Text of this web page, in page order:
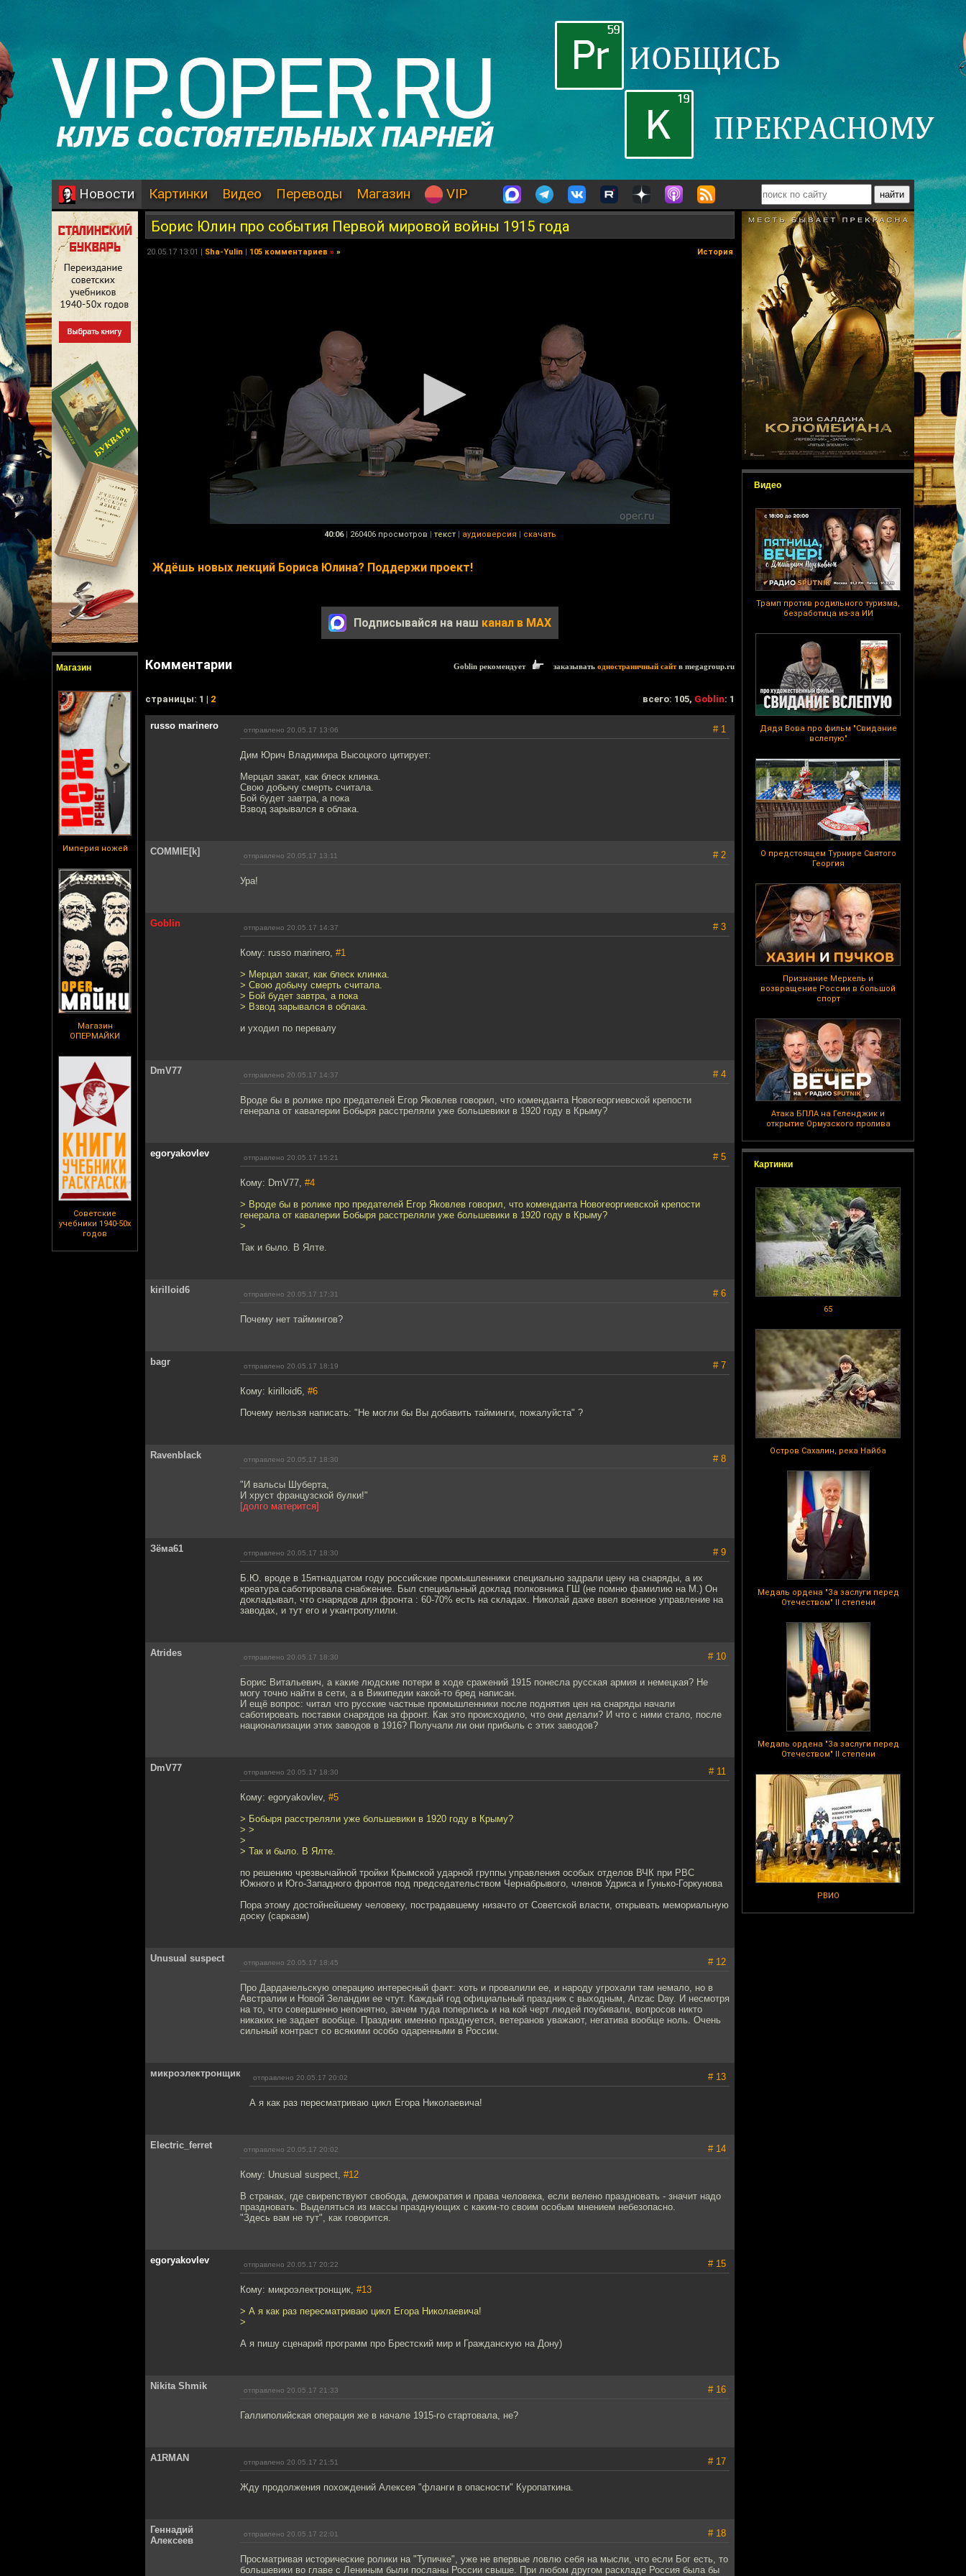
Новости Картинки Видео Переводы Магазин VIP
Магазин
Империя ножей
Магазин
ОПЕРМАЙКИ
Советские
учебники 1940-50х
годов
Видео
Трамп против родильного туризма,
безработица из-за ИИ
Дядя Вова про фильм "Свидание
вслепую"
О предстоящем Турнире Святого
Георгия
Признание Меркель и
возвращение России в большой
спорт
Атака БПЛА на Геленджик и
открытие Ормузского пролива
Картинки
65
Остров Сахалин, река Найба
Медаль ордена "За заслуги перед
Отечеством" II степени
Медаль ордена "За заслуги перед
Отечеством" II степени
РВИО
Борис Юлин про события Первой мировой войны 1915 года
20.05.17 13:01 | Sha-Yulin | 105 комментариев » » История
40:06 | 260406 просмотров | текст | аудиоверсия | скачать
Ждёшь новых лекций Бориса Юлина? Поддержи проект!
Подписывайся на наш канал в MAX
Комментарии Goblin рекомендует заказывать одностраничный сайтв megagroup.ru
cтраницы: 1 | 2 всего: 105, Goblin: 1
russo marinero отправлено 20.05.17 13:06 # 1
Дим Юрич Владимира Высоцкого цитирует:
Мерцал закат, как блеск клинка.
Свою добычу смерть считала.
Бой будет завтра, а пока
Взвод зарывался в облака.
COMMIE[k] отправлено 20.05.17 13:11 # 2
Ура!
Goblin отправлено 20.05.17 14:37 # 3
Кому: russo marinero, #1
> Мерцал закат, как блеск клинка.
> Свою добычу смерть считала.
> Бой будет завтра, а пока
> Взвод зарывался в облака.
и уходил по перевалу
DmV77 отправлено 20.05.17 14:37 # 4
Вроде бы в ролике про предателей Егор Яковлев говорил, что коменданта Новогеоргиевской крепости
генерала от кавалерии Бобыря расстреляли уже большевики в 1920 году в Крыму?
egoryakovlev отправлено 20.05.17 15:21 # 5
Кому: DmV77, #4
> Вроде бы в ролике про предателей Егор Яковлев говорил, что коменданта Новогеоргиевской крепости
генерала от кавалерии Бобыря расстреляли уже большевики в 1920 году в Крыму?
>
Так и было. В Ялте.
kirilloid6 отправлено 20.05.17 17:31 # 6
Почему нет таймингов?
bagr отправлено 20.05.17 18:19 # 7
Кому: kirilloid6, #6
Почему нельзя написать: "Не могли бы Вы добавить тайминги, пожалуйста" ?
Ravenblack отправлено 20.05.17 18:30 # 8
"И вальсы Шуберта,
И хруст французской булки!"
[долго матерится]
Зёма61 отправлено 20.05.17 18:30 # 9
Б.Ю. вроде в 15ятнадцатом году российские промышленники специально задрали цену на снаряды, а их
креатура саботировала снабжение. Был специальный доклад полковника ГШ (не помню фамилию на М.) Он
докладывал, что снарядов для фронта : 60-70% есть на складах. Николай даже ввел военное управление на
заводах, и тут его и укантропулили.
Atrides отправлено 20.05.17 18:30 # 10
Борис Витальевич, а какие людские потери в ходе сражений 1915 понесла русская армия и немецкая? Не
могу точно найти в сети, а в Википедии какой-то бред написан.
И ещё вопрос: читал что русские частные промышленники после поднятия цен на снаряды начали
саботировать поставки снарядов на фронт. Как это происходило, что они делали? И что с ними стало, после
национализации этих заводов в 1916? Получали ли они прибыль с этих заводов?
DmV77 отправлено 20.05.17 18:30 # 11
Кому: egoryakovlev, #5
> Бобыря расстреляли уже большевики в 1920 году в Крыму?
> >
>
> Так и было. В Ялте.
по решению чрезвычайной тройки Крымской ударной группы управления особых отделов ВЧК при РВС
Южного и Юго-Западного фронтов под председательством Чернабрывого, членов Удриса и Гунько-Горкунова
Пора этому достойнейшему человеку, пострадавшему низачто от Советской власти, открывать мемориальную
доску (сарказм)
Unusual suspect отправлено 20.05.17 18:45 # 12
Про Дарданельскую операцию интересный факт: хоть и провалили ее, и народу угрохали там немало, но в
Австралии и Новой Зеландии ее чтут. Каждый год официальный праздник с выходным, Anzac Day. И несмотря
на то, что совершенно непонятно, зачем туда поперлись и на кой черт людей поубивали, вопросов никто
никаких не задает вообще. Праздник именно празднуется, ветеранов уважают, негатива вообще ноль. Очень
сильный контраст со всякими особо одаренными в России.
микроэлектронщик отправлено 20.05.17 20:02 # 13
А я как раз пересматриваю цикл Егора Николаевича!
Electric_ferret отправлено 20.05.17 20:02 # 14
Кому: Unusual suspect, #12
В странах, где свирепствуют свобода, демократия и права человека, если велено праздновать - значит надо
праздновать. Выделяться из массы празднующих с каким-то своим особым мнением небезопасно.
"Здесь вам не тут", как говорится.
egoryakovlev отправлено 20.05.17 20:22 # 15
Кому: микроэлектронщик, #13
> А я как раз пересматриваю цикл Егора Николаевича!
>
А я пишу сценарий программ про Брестский мир и Гражданскую на Дону)
Nikita Shmik отправлено 20.05.17 21:33 # 16
Галлиполийская операция же в начале 1915-го стартовала, не?
A1RMAN отправлено 20.05.17 21:51 # 17
Жду продолжения похождений Алексея "фланги в опасности" Куропаткина.
Геннадий
Алексеев
отправлено 20.05.17 22:01 # 18
Просматривая исторические ролики на "Тупичке", уже не впервые ловлю себя на мысли, что если Бог есть, то
большевики во главе с Лениным были посланы России свыше. При любом другом раскладе Россия была бы